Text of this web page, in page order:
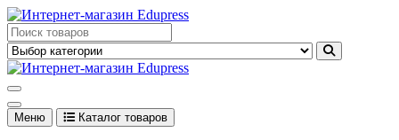
Перейти
к
содержимому
Edupress Uzbekistan, Edupress Узбекистан, книги, учебники на
английском языке
английском языке
Меню Каталог товаров